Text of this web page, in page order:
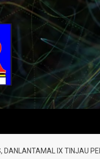
DANLANTAMAL IX TINJAU